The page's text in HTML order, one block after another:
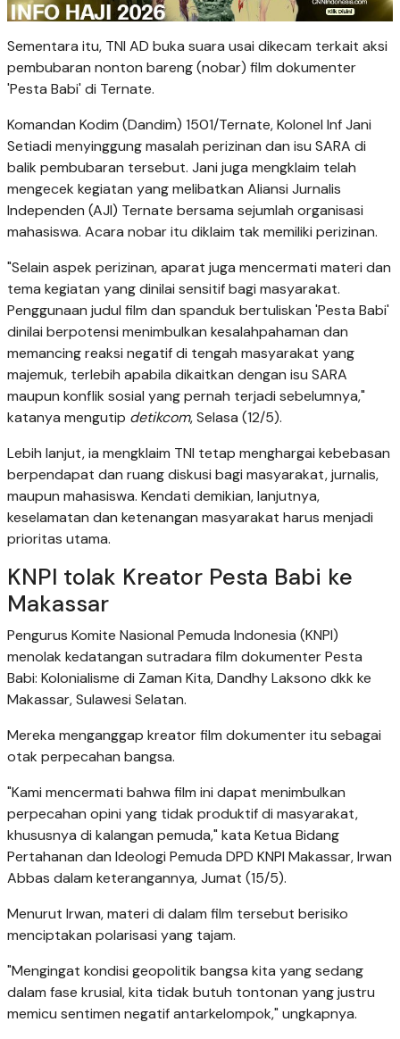
Sementara itu, TNI AD buka suara usai dikecam terkait aksi
pembubaran nonton bareng (nobar) film dokumenter
'Pesta Babi' di Ternate.
Komandan Kodim (Dandim) 1501/Ternate, Kolonel Inf Jani
Setiadi menyinggung masalah perizinan dan isu SARA di
balik pembubaran tersebut. Jani juga mengklaim telah
mengecek kegiatan yang melibatkan Aliansi Jurnalis
Independen (AJI) Ternate bersama sejumlah organisasi
mahasiswa. Acara nobar itu diklaim tak memiliki perizinan.
"Selain aspek perizinan, aparat juga mencermati materi dan
tema kegiatan yang dinilai sensitif bagi masyarakat.
Penggunaan judul film dan spanduk bertuliskan 'Pesta Babi'
dinilai berpotensi menimbulkan kesalahpahaman dan
memancing reaksi negatif di tengah masyarakat yang
majemuk, terlebih apabila dikaitkan dengan isu SARA
maupun konflik sosial yang pernah terjadi sebelumnya,"
katanya mengutip detikcom, Selasa (12/5).
Lebih lanjut, ia mengklaim TNI tetap menghargai kebebasan
berpendapat dan ruang diskusi bagi masyarakat, jurnalis,
maupun mahasiswa. Kendati demikian, lanjutnya,
keselamatan dan ketenangan masyarakat harus menjadi
prioritas utama.
KNPI tolak Kreator Pesta Babi ke
Makassar
Pengurus Komite Nasional Pemuda Indonesia (KNPI)
menolak kedatangan sutradara film dokumenter Pesta
Babi: Kolonialisme di Zaman Kita, Dandhy Laksono dkk ke
Makassar, Sulawesi Selatan.
Mereka menganggap kreator film dokumenter itu sebagai
otak perpecahan bangsa.
"Kami mencermati bahwa film ini dapat menimbulkan
perpecahan opini yang tidak produktif di masyarakat,
khususnya di kalangan pemuda," kata Ketua Bidang
Pertahanan dan Ideologi Pemuda DPD KNPI Makassar, Irwan
Abbas dalam keterangannya, Jumat (15/5).
Menurut Irwan, materi di dalam film tersebut berisiko
menciptakan polarisasi yang tajam.
"Mengingat kondisi geopolitik bangsa kita yang sedang
dalam fase krusial, kita tidak butuh tontonan yang justru
memicu sentimen negatif antarkelompok," ungkapnya.